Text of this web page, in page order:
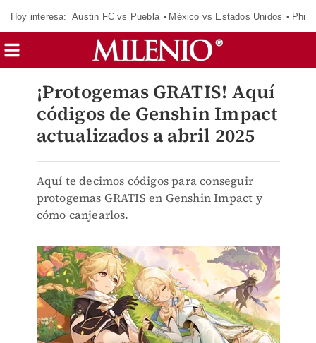
Hoy interesa: Austin FC vs Puebla México vs Estados Unidos
¡Protogemas GRATIS! Aquí
códigos de Genshin Impact
actualizados a abril 2025
Aquí te decimos códigos para conseguir
protogemas GRATIS en Genshin Impact y
cómo canjearlos.